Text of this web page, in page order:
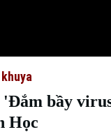
bầy
Học